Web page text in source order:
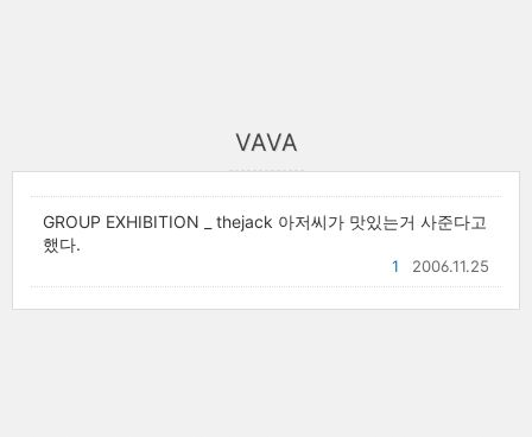
VAVA
GROUP EXHIBITION _ thejack 아저씨가 맛있는거 사준다고
했다.
2006.11.25
1